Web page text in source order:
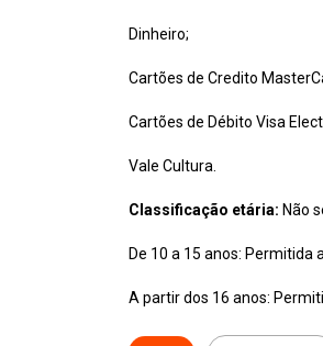
Dinheiro;
Cartões de Credito
Cartões de Débito Visa
Vale Cultura.
Classificação etária: Não
De 10 a 15 anos: Permitida
A partir dos 16 anos: